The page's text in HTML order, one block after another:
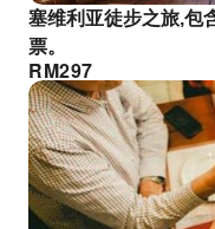
塞维利亚徒步之旅,包
票。
RM297